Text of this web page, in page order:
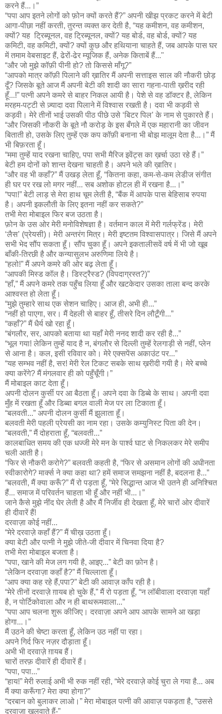
करने हैं...।”
“पपा आप इतने लोगों को फ़ोन क्यों करते हैं?” अपनी खीझ प्रकट करने में बेटी
आगा-पीछा नहीं करती, तुरन्त व्यक्त कर देती है, “यह कमीशन, वह कमीशन,
क्यों? यह ट्रिब्यूनल, वह ट्रिब्यूनल, क्यों? यह बोर्ड, वह बोर्ड, क्यों? यह
कमिटी, वह कमिटी, क्यों? क्यों कुछ और हथियाना चाहते हैं, जब आपके पास घर
में तमाम वेबसाइट हैं, ढेरों-ढेर म्यूजिक हैं, अनेक किताबें हैं..."
“और जो मुझे कॉफ़ी पीनी हो? तो किससे माँगू?”
“आपको मात्र कॉफ़ी पिलाने की ख़ातिर मैं अपनी सत्ताइस साल की नौकरी छोड़
दूँ? जिसके बूते आज मैं अपनी बेटी की शादी का सारा गहना-पाती ख़रीद रही
हूँ...!” पत्नी अपने कमरे से बाहर निकल आयी है। पेशे से वह डॉक्टर है, लेकिन
मरहम-पट्टी से ज़्यादा दवा पिलाने में विश्वास रखती है। दवा भी कड़वी से
कड़वी। मेरे तीनों भाई उसकी पीठ पीछे उसे ‘बिटर पिल’ के नाम से पुकारते हैं।
“और जिसकी नौकरी के बूते नौ करोड़ के इस बँगले में एक महारानी का जीवन
बिताती हो, उसके लिए तुम्हें एक कप कॉफ़ी बनाना भी बोझ मालूम देता है...।” मैं
भी बिफ़रता हूँ।
“ममा तुम्हें याद रखना चाहिए, पपा सभी मैरिज इवेंट्स का ख़र्चा उठा रहे हैं।”
बेटी हम दोनों को शान्त देखना चाहती है। अपने भले की ख़ातिर।
“और वह भी कहाँ?” मैं उखड़ लेता हूँ, “कितना कहा, कम-से-कम लेडीज संगीत
ही घर पर रख लो मगर नहीं... सब अशोक होटल ही में रखना है...।”
“पपा!” बेटी लाड़ से मेरा हाथ चूम लेती है, “बैंक में आपके पास बेहिसाब रुपया
है। अपनी इकलौती के लिए इतना नहीं कर सकते?”
तभी मेरा मोबाइल फिर बज उठता है।
फ़ोन के उस ओर मेरी मनोविशेषज्ञा है। वर्तमान काल में मेरी गर्लफ्रेंड। मेरी
‘लैस’ (प्रेयसी)। मेरी अन्तरंग मित्र। मेरी इष्टतम विश्वासपात्र। जिसे मैं अपने
सभी भेद सौंप सकता हूँ। सौंप चुका हूँ। अपने इकतालीसवें वर्ष में भी जो खूब
बाँकी-तिरछी है और कन्यासुलभ अरुणिमा लिये है।
“हलो!” मैं अपने कमरे की ओर बढ़ लेता हूँ।
“आपकी मिस्ड कॉल है। डिस्ट्रैस्ड? (विपदाग्रस्त?)”
“हाँ,” मैं अपने कमरे तक पहुँच लिया हूँ और खटकेदार उसका ताला बन्द करके
आश्वस्त हो लेता हूँ।
“मुझे तुम्हारे साथ एक सेशन चाहिए। आज ही, अभी ही...”
“नहीं हो पाएगा, सर। मैं देहली से बाहर हूँ, तीसरे दिन लौटूँगी...”
“कहाँ?” मैं धैर्य खो रहा हूँ।
“बंगलौर, सर, आपको बताया था यहाँ मेरी ननद शादी कर रही है...”
“भूल गया! लेकिन तुम्हें याद है न, बंगलौर से दिल्ली तुम्हें रेलगाड़ी से नहीं, प्लेन
से आना है। कल, इसी रविवार को। मेरे एक्सपेंस अकाउंट पर...”
“यह सम्भव नहीं है, सर! मेरी रेल टिकट सबके साथ ख़रीदी गयी है। मेरे बच्चे
क्या करेंगे? मैं मंगलवार ही को पहुँचूँगी।”
मैं मोबाइल काट देता हूँ।
अपनी दोलन कुर्सी पर आ बैठता हूँ। अपने दवा के डिब्बे के साथ। अपनी दवा
मुँह में रखता हूँ और डिब्बा बगल वाली मेज पर ला टिकाता हूँ।
“बलवती...” अपनी दोलन कुर्सी मैं झुलाता हूँ।
बलवती मेरी पहली प्रेयसी का नाम रहा। उसके कम्युनिस्ट पिता की देन।
“बलवती,” मैं दोहराता हूँ, “बलवती...”
कालबाधित समय की एक धज्जी मेरे मन के पार्श्व घाट से निकलकर मेरे समीप
चली आती है।
“फिर से नौकरी करोगे?” बलवती कहती है, “फिर से असमान लोगों की अधीनता
स्वीकारोगे? मार्क्स ने क्या कहा था? हमें समाज समझना नहीं है, बदलना है...”
“बलवती, मैं क्या करूँ?” मैं रो पड़ता हूँ, “मेरे सिद्धान्त आज भी उतने ही अनिश्चित
हैं... समाज में परिवर्तन चाहता भी हूँ और नहीं भी...।”
जाने कैसे मुझे नींद घेर लेती है और मैं निर्जीव ही देखता हूँ, मेरे चारों ओर दीवारें
ही दीवारें हैं!
दरवाज़ा कोई नहीं...
“मेरे दरवाज़े कहाँ हैं?” मैं चीख़ उठता हूँ।
क्या बेटी और पत्नी ने मुझे जीते-जी दीवार में चिनवा दिया है?
तभी मेरा मोबाइल बजता है।
“पपा, खाने की मेज लग गयी है, आइए...” बेटी का फ़ोन है।
“लेकिन दरवाज़ा कहाँ है?” मैं चिल्लाता हूँ।
“आप क्या कह रहे हैं,पपा?” बेटी की आवाज़ काँप रही है।
“मेरे तीनों दरवाज़े ग़ायब हो चुके हैं,” मैं रो पड़ता हूँ, “न लॉबीवाला दरवाज़ा यहाँ
है, न पोर्टिकोवाला और न ही बाथरूमवाला...”
“पपा आप चलना शुरू कीजिए। दरवाज़ा अपने आप आपके सामने आ खड़ा
होगा...।”
मैं उठने की चेष्टा करता हूँ, लेकिन उठ नहीं पा रहा।
अपने गिर्द फिर नज़र दौड़ाता हूँ।
अभी भी दरवाज़े ग़ायब हैं।
चारों तरफ़ दीवारें ही दीवारें हैं।
“पपा, पपा...”
“हाय!” मेरी रुलाई अभी भी रुक नहीं रही, “मेरे दरवाज़े कोई चुरा ले गया है... अब
मैं क्या करूँगा? मेरा क्या होगा?”
“दरबान को बुलाकर लाओ।” मेरा मोबाइल पत्नी की आवाज़ पकड़ता है, “उससे
दरवाज़ा खुलवाते हैं-”